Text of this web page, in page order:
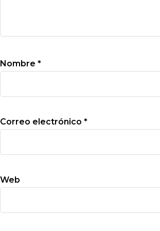
Nombre *
Correo electrónico *
Web